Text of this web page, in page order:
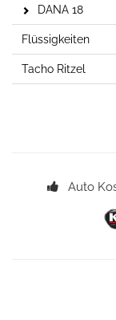
DANA 18
Flüssigkeiten
Tacho Ritzel
Auto